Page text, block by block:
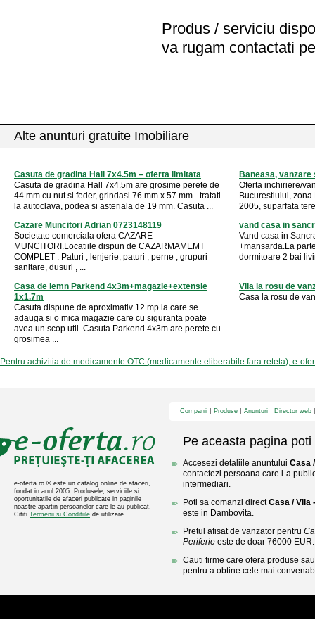
Produs / serviciu
va rugam contactati
Alte anunturi gratuite Imobiliare
Casuta de gradina Hall 7x4.5m – oferta limitata
Casuta de gradina Hall 7x4.5m are grosime perete de
44 mm cu nut si feder, grindasi 76 mm x 57 mm - tratati
la autoclava, podea si asteriala de 19 mm. Casuta ...
Baneasa,
Oferta inchiriere/
Bucurestiului,
2005, suparfata
Cazare Muncitori Adrian 0723148119
Societate comerciala ofera CAZARE
MUNCITORI.Locatiile dispun de CAZARMAMEMT
COMPLET : Paturi , lenjerie, paturi , perne , grupuri
sanitare, dusuri , ...
vand casa in
Vand casa in
+mansarda.La
dormitoare 2 bai
Casa de lemn Parkend 4x3m+magazie+extensie
1x1.7m
Casuta dispune de aproximativ 12 mp la care se
adauga si o mica magazie care cu siguranta poate
avea un scop util. Casuta Parkend 4x3m are perete cu
grosimea ...
Vila la rosu de
Casa la rosu de
Pentru achizitia de medicamente OTC (medicamente eliberabile fara reteta), e-
e-oferta.ro ® este un catalog online de afaceri,
fondat in anul 2005. Produsele, serviciile si
oportunitatile de afaceri publicate in paginile
noastre apartin persoanelor care le-au publicat.
Cititi Termenii si Conditiile de utilizare.
Companii Produse Anunturi Director web
Pe aceasta pagina poti
Accesezi detaliile anuntului Casa
contactezi persoana care l-a
intermediari.
Poti sa comanzi directCasa / Vila
este in Dambovita.
Pretul afisat de vanzator pentru
Periferie este de doar 76000 EUR.
Cauti firme care ofera produse
pentru a obtine cele mai